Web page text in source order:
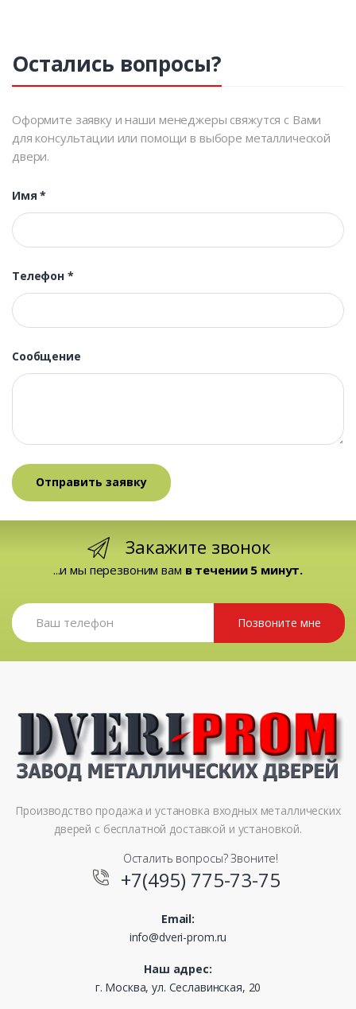
Остались вопросы?
Оформите заявку и наши менеджеры свяжутся с Вами
для консультации или помощи в выборе металлической
двери.
Имя*
Телефон *
Сообщение
Закажите звонок
...и мы перезвоним вам в течении 5 минут.
Позвоните мне
Производство продажа и установка входных металлических
дверей с бесплатной доставкой и установкой.
Осталить вопросы? Звоните!
+7(495) 775-73-75
Email:
info@dveri-prom.ru
Наш адрес:
г. Москва, ул. Сеславинская, 20